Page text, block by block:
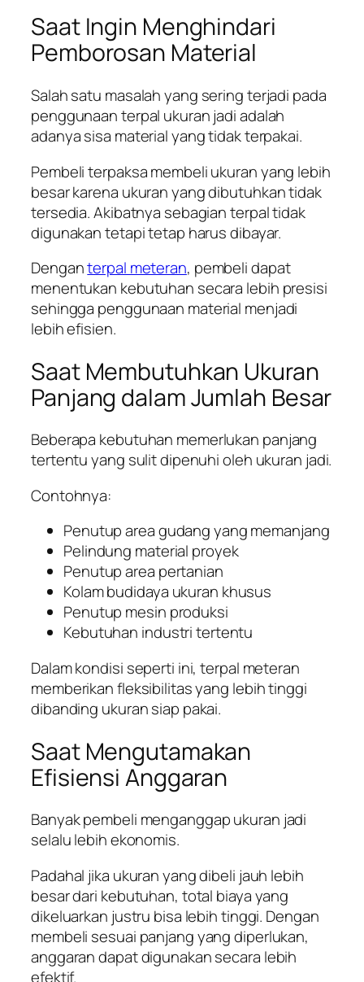
Saat Ingin Menghindari
Pemborosan Material
Salah satu masalah yang sering terjadi pada
penggunaan terpal ukuran jadi adalah
adanya sisa material yang tidak terpakai.
Pembeli terpaksa membeli ukuran yang lebih
besar karena ukuran yang dibutuhkan tidak
tersedia. Akibatnya sebagian terpal tidak
digunakan tetapi tetap harus dibayar.
Denganterpal meteran, pembeli dapat
menentukan kebutuhan secara lebih presisi
sehingga penggunaan material menjadi
lebih efisien.
Saat Membutuhkan Ukuran
Panjang dalam Jumlah Besar
Beberapa kebutuhan memerlukan panjang
tertentu yang sulit dipenuhi oleh ukuran jadi.
Contohnya:
Penutup area gudang yang memanjang
Pelindung material proyek
Penutup area pertanian
Kolam budidaya ukuran khusus
Penutup mesin produksi
Kebutuhan industri tertentu
Dalam kondisi seperti ini, terpal meteran
memberikan fleksibilitas yang lebih tinggi
dibanding ukuran siap pakai.
Saat Mengutamakan
Efisiensi Anggaran
Banyak pembeli menganggap ukuran jadi
selalu lebih ekonomis.
Padahal jika ukuran yang dibeli jauh lebih
besar dari kebutuhan, total biaya yang
dikeluarkan justru bisa lebih tinggi. Dengan
membeli sesuai panjang yang diperlukan,
anggaran dapat digunakan secara lebih
efektif.